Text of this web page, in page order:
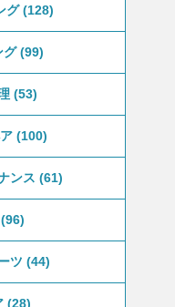
グ 128
グ 99
53
100
ンス 61
96
ツ 44
28